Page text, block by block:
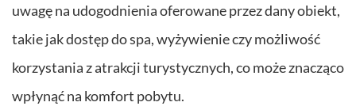
uwagę na udogodnienia oferowane przez dany obiekt,
takie jak dostęp do spa, wyżywienie czy możliwość
korzystania z atrakcji turystycznych, co może znacząco
wpłynąć na komfort pobytu.